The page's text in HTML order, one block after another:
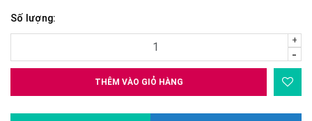
Số lượng:
+
-
THÊM VÀO GIỎ HÀNG